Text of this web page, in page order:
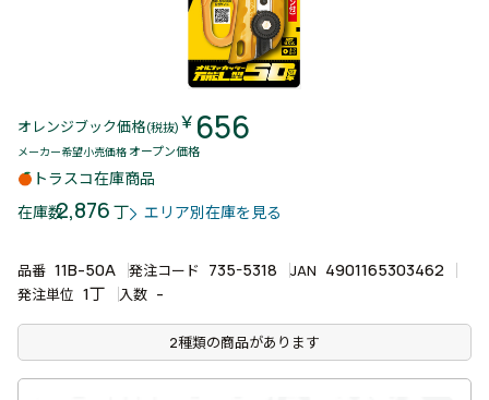
オレンジブック価格(税抜) ￥ 656
メーカー希望小売価格 オープン価格
トラスコ在庫商品
在庫数2,876丁 エリア別在庫を見る
品番 11B-50A 発注コード 735-5318 JAN 4901165303462
発注単位 1丁 入数 -
2種類の商品があります